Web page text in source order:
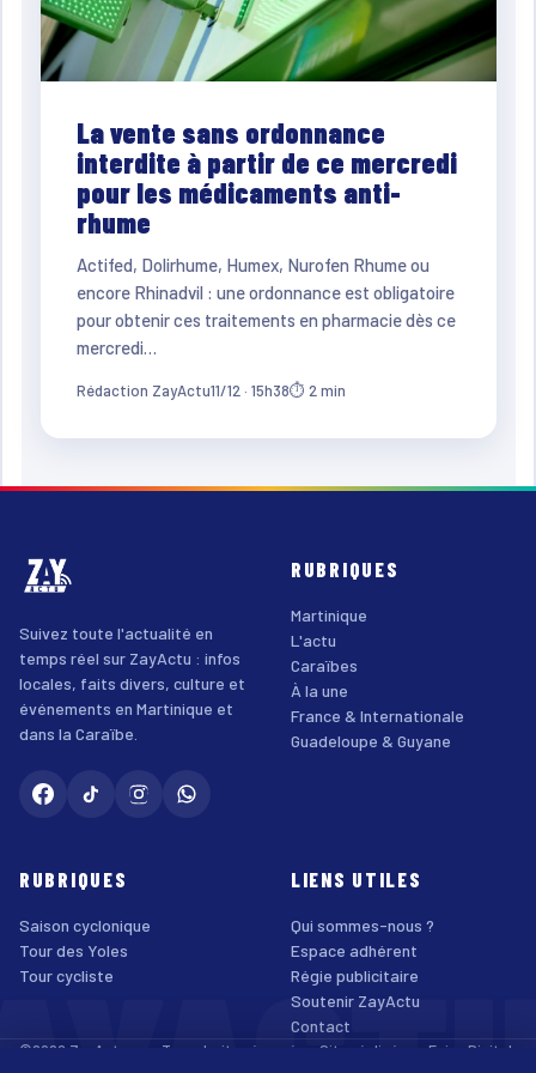
La vente sans ordonnance
interdite à partir de ce mercredi
pour les médicaments anti-
rhume
Actifed, Dolirhume, Humex, Nurofen Rhume ou
encore Rhinadvil : une ordonnance est obligatoire
pour obtenir ces traitements en pharmacie dès ce
mercredi…
Rédaction ZayActu11/12 · 15h38⏱ 2 min
Suivez toute l'actualité en
temps réel sur ZayActu : infos
locales, faits divers, culture et
événements en Martinique et
dans la Caraïbe.
RUBRIQUES
Martinique
L'actu
Caraïbes
À la une
France & Internationale
Guadeloupe & Guyane
RUBRIQUES
Saison cyclonique
Tour des Yoles
Tour cycliste
LIENS UTILES
Qui sommes-nous ?
Espace adhérent
Régie publicitaire
Soutenir ZayActu
Contact
©2026 ZayActu.org. Tous droits réservés. · Site réalisé par Enjoy Digital